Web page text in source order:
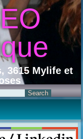
3615 Mylife et